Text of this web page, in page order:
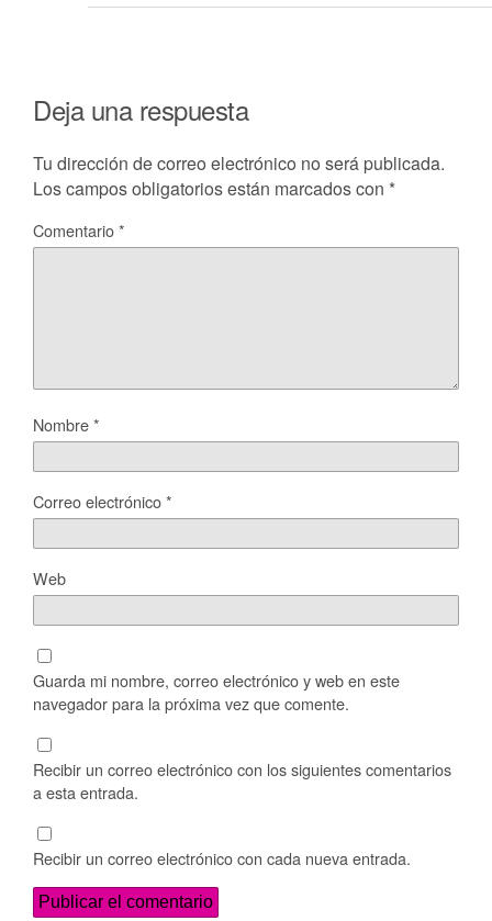
Deja una respuesta
Tu dirección de correo electrónico no será publicada.
Los campos obligatorios están marcados con *
Comentario*
Nombre*
Correo electrónico*
Web
Guarda mi nombre, correo electrónico y web en este
navegador para la próxima vez que comente.
Recibir un correo electrónico con los siguientes comentarios
a esta entrada.
Recibir un correo electrónico con cada nueva entrada.